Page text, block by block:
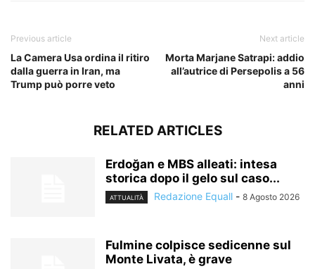
Previous article
La Camera Usa ordina il ritiro
dalla guerra in Iran, ma
Trump può porre veto
Next article
Morta Marjane Satrapi: addio
all’autrice di Persepolis a 56
anni
RELATED ARTICLES
Erdoğan e MBS alleati: intesa
storica dopo il gelo sul caso...
ATTUALITÀ Redazione Equall - 8 Agosto 2026
Fulmine colpisce sedicenne sul
Monte Livata, è grave